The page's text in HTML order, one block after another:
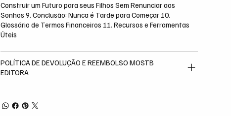
Construir um Futuro para seus Filhos Sem Renunciar aos
Sonhos 9. Conclusão: Nunca é Tarde para Começar 10.
Glossário de Termos Financeiros 11. Recursos e Ferramentas
Úteis
POLÍTICA DE DEVOLUÇÃO E REEMBOLSO MOSTB
EDITORA